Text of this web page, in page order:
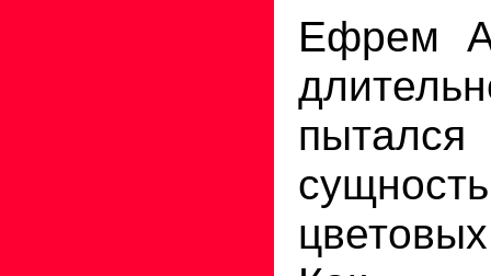
Ефрем
пытался